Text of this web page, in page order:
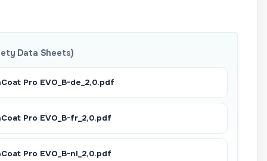
Data Sheets)
Pro EVO_B-de_2,0.pdf
Pro EVO_B-fr_2,0.pdf
Pro EVO_B-nl_2,0.pdf